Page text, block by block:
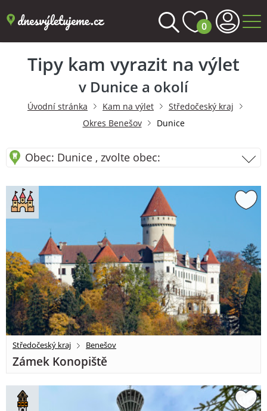
0
Tipy kam vyrazit na výlet
v Dunice a okolí
Úvodní stránka Kam na výlet
Středočeský kraj
Okres Benešov
Dunice
Obec: Dunice , zvolte obec:
Středočeský kraj Benešov
Zámek Konopiště